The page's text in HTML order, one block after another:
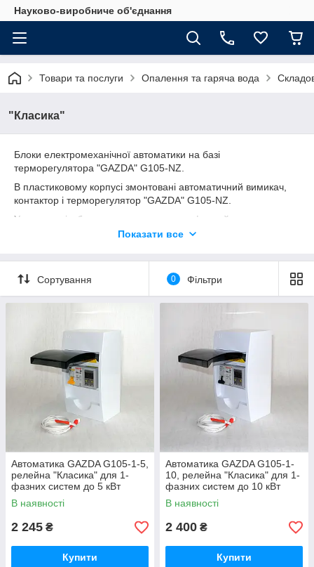
Науково-виробниче об'єднання
Товари та послуги Опалення та гаряча вода
"Класика"
Блоки електромеханічної автоматики на базі
терморегулятора "GAZDA" G105-NZ.
В пластиковому корпусі змонтовані автоматичний вимикач,
контактор і терморегулятор "GAZDA" G105-NZ.
У комплекті з блоком поставляється цифровий датчик
температури DS18B20, довжина кабеля 1м
- автоматичне підтримування температури теплоносія у
встановлених користувачем межах (цифровий
терморегулятор з виносним датчиком);
- взаємоузгоджена робота котла і насоса - наявність
тимчасових затримок включення (для "прокачування"
- вхід для підключення зовнішніх керуючих пристроїв
(кімнатний термостат і ін).
Показати все
Сортування 0 Фільтри
Автоматика GAZDA G105-1-5,
релейна "Класика" для 1-
фазних систем до 5 кВт
В наявності
2 245 ₴
Купити
Автоматика GAZDA G105-1-
10, релейна "Класика" для 1-
фазних систем до 10 кВт
В наявності
2 400 ₴
Купити